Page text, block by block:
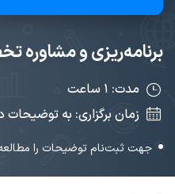
برنامه‌ریزی و مشاوره
مدت: ۱ ساعت
زمان برگزاری: به توضیحات
جهت ثبت‌نام توضیحات را مطالعه